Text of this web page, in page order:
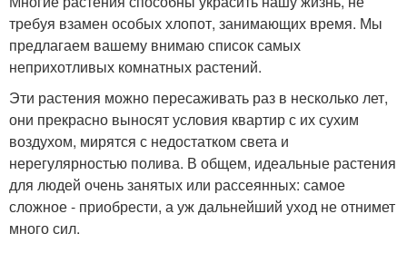
требуя взамен особых хлопот, занимающих время. Мы
предлагаем вашему внимаю список самых
неприхотливых комнатных растений.
Эти растения можно пересаживать раз в несколько лет,
они прекрасно выносят условия квартир с их сухим
воздухом, мирятся с недостатком света и
нерегулярностью полива. В общем, идеальные растения
для людей очень занятых или рассеянных: самое
сложное - приобрести, а уж дальнейший уход не отнимет
много сил.